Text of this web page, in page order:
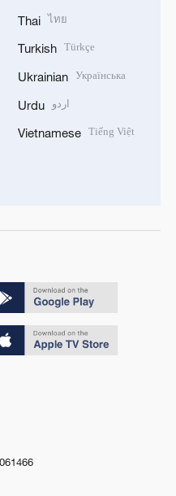
Thai ไทย
Turkish Türkçe
Ukrainian Українська
Urdu اردو
Vietnamese Tiếng Việt